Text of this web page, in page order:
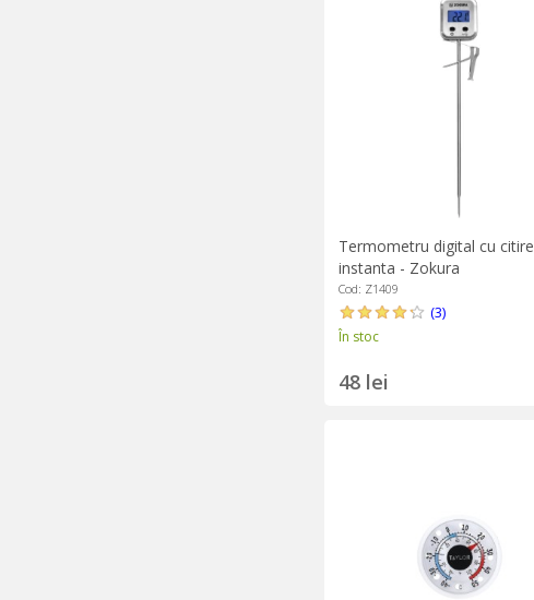
Termometru digital cu citire
instanta - Zokura
Cod: Z1409
(3)
În stoc
48 lei